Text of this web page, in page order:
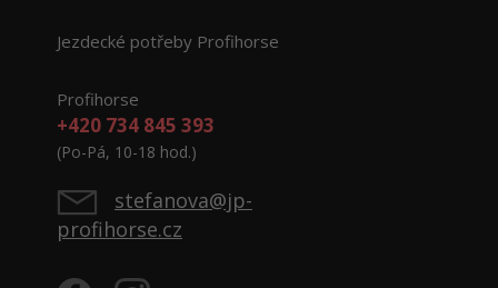
Jezdecké potřeby Profihorse
Profihorse
+420 734 845 393
(Po-Pá, 10-18 hod.)
stefanova@jp-
profihorse.cz